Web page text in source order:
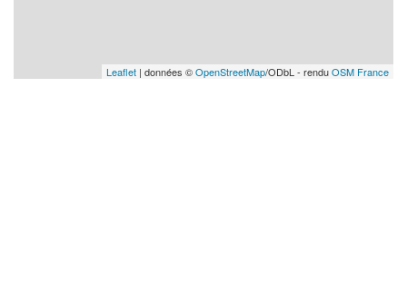
Leaflet | données ©OpenStreetMap/ODbL - renduOSM France